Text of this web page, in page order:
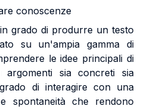
conoscenze
grado di produrre un testo
su un'ampia gamma di
le idee principali di
argomenti sia concreti sia
di interagire con una
spontaneità che rendono